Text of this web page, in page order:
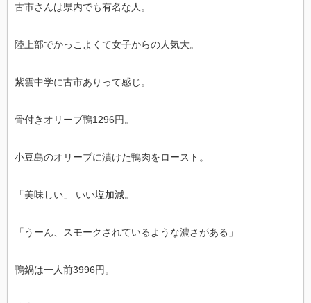
古市さんは県内でも有名な人。
陸上部でかっこよくて女子からの人気大。
紫雲中学に古市ありって感じ。
骨付きオリーブ鴨1296円。
小豆島のオリーブに漬けた鴨肉をロースト。
「美味しい」 いい塩加減。
「うーん、スモークされているような濃さがある」
鴨鍋は一人前3996円。